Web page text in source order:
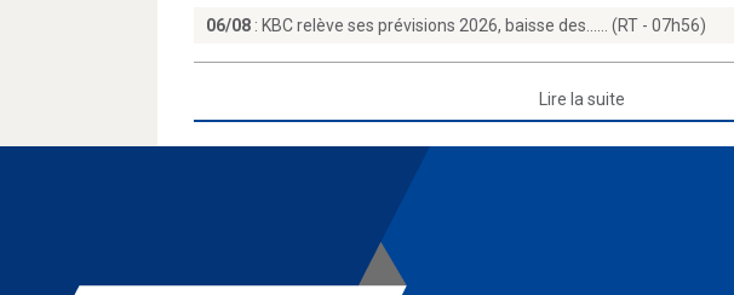
06/08 : KBC relève ses prévisions 2026, baisse des...… (RT - 07h56)
Lire la suite